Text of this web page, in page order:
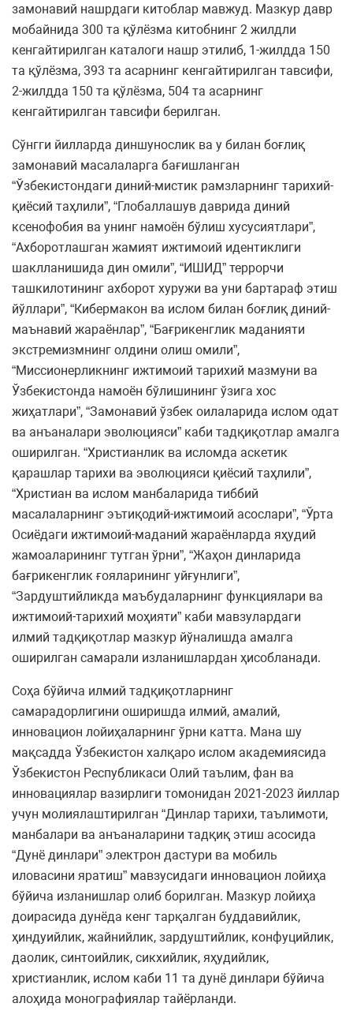
замонавий нашрдаги китоблар мавжуд. Мазкур давр
мобайнида 300 та қўлёзма китобнинг 2 жилдли
кенгайтирилган каталоги нашр этилиб, 1-жилдда 150
та қўлёзма, 393 та асарнинг кенгайтирилган тавсифи,
2-жилдда 150 та қўлёзма, 504 та асарнинг
кенгайтирилган тавсифи берилган.
Сўнгги йилларда диншунослик ва у билан боғлиқ
замонавий масалаларга бағишланган
“Ўзбекистондаги диний-мистик рамзларнинг тарихий-
қиёсий таҳлили”, “Глобаллашув даврида диний
ксенофобия ва унинг намоён бўлиш хусусиятлари”,
“Ахборотлашган жамият ижтимоий идентиклиги
шаклланишида дин омили”, “ИШИД” террорчи
ташкилотининг ахборот хуружи ва уни бартараф этиш
йўллари”, “Кибермакон ва ислом билан боғлиқ диний-
маънавий жараёнлар”, “Бағрикенглик маданияти
экстремизмнинг олдини олиш омили”,
“Миссионерликнинг ижтимоий тарихий мазмуни ва
Ўзбекистонда намоён бўлишининг ўзига хос
жиҳатлари”, “Замонавий ўзбек оилаларида ислом одат
ва анъаналари эволюцияси” каби тадқиқотлар амалга
оширилган. “Христианлик ва исломда аскетик
қарашлар тарихи ва эволюцияси қиёсий таҳлили”,
“Христиан ва ислом манбаларида тиббий
масалаларнинг эътиқодий-ижтимоий асослари”, “Ўрта
Осиёдаги ижтимоий-маданий жараёнларда яҳудий
жамоаларининг тутган ўрни”, “Жаҳон динларида
бағрикенглик ғояларининг уйғунлиги”,
“Зардуштийликда маъбудаларнинг функциялари ва
ижтимоий-тарихий моҳияти” каби мавзулардаги
илмий тадқиқотлар мазкур йўналишда амалга
оширилган самарали изланишлардан ҳисобланади.
Соҳа бўйича илмий тадқиқотларнинг
самарадорлигини оширишда илмий, амалий,
инновацион лойиҳаларнинг ўрни катта. Мана шу
мақсадда Ўзбекистон халқаро ислом академиясида
Ўзбекистон Республикаси Олий таълим, фан ва
инновациялар вазирлиги томонидан 2021-2023 йиллар
учун молиялаштирилган “Динлар тарихи, таълимоти,
манбалари ва анъаналарини тадқиқ этиш асосида
“Дунё динлари” электрон дастури ва мобиль
иловасини яратиш” мавзусидаги инновацион лойиҳа
бўйича изланишлар олиб борилган. Мазкур лойиҳа
доирасида дунёда кенг тарқалган буддавийлик,
ҳиндуийлик, жайнийлик, зардуштийлик, конфуцийлик,
даолик, синтоийлик, сикхийлик, яҳудийлик,
христианлик, ислом каби 11 та дунё динлари бўйича
алоҳида монографиялар тайёрланди.